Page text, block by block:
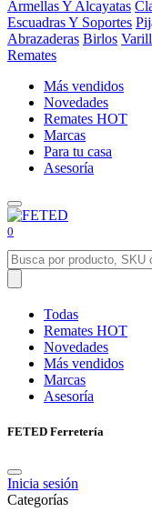
Armellas Y Alcayatas
Escuadras Y Soportes
Abrazaderas Birlos
Remates
Más vendidos
Novedades
Remates HOT
Marcas
Para tu casa
Asesoría
0
Todas
Remates HOT
Novedades
Más vendidos
Marcas
Asesoría
FETED Ferretería
Inicia sesión
Categorías